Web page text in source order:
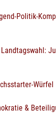
Politik-
Würfel
&